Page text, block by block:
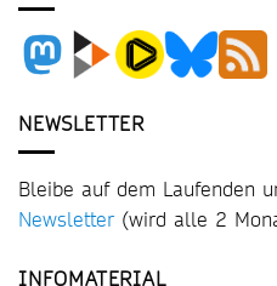
NEWSLETTER
Bleibe auf dem Laufenden
Newsletter (wird alle 2
INFOMATERIAL